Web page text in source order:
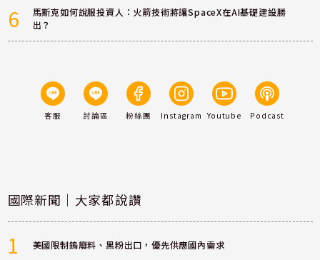
6
馬斯克如何說服投資人：火箭技術將讓SpaceX在AI基礎建設勝
出？
客服 討論區 粉絲團 Instagram Youtube Podcast
國際新聞｜大家都說讚
1 美國限制鎢廢料、黑粉出口，優先供應國內需求